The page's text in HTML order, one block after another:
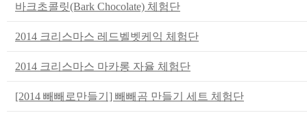
바크초콜릿(Bark Chocolate) 체험단
2014 크리스마스 레드벨벳케익 체험단
2014 크리스마스 마카롱 자율 체험단
[2014 빼빼로만들기] 빼빼곰 만들기 세트 체험단